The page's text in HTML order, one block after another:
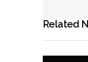
Related